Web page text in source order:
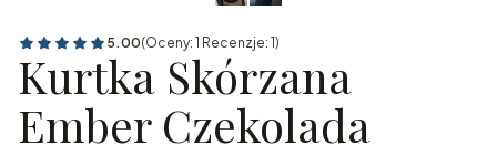
5.00(Oceny: 1 Recenzje: 1)
Kurtka Skórzana
Ember Czekolada